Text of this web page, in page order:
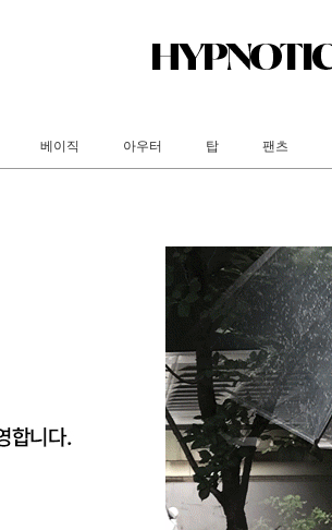
베이직 아우터 탑 팬츠